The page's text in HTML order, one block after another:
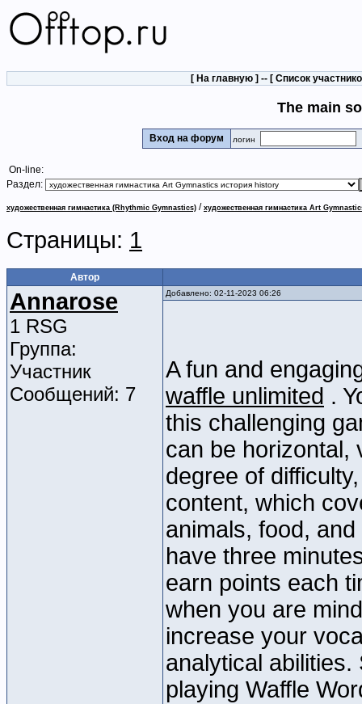
[ На главную ] -- [ Список
The main
Вход на форум логин
On-line:
Раздел:
художественная гимнастика (Rhythmic Gymnastics) / художественная гимнастика Art
Страницы: 1
Автор
Annarose
1 RSG
Группа:
Участник
Сообщений: 7
Добавлено: 02-11-2023 06:26
A fun and
waffle unlimited .
this challenging
can be horizontal,
degree of
content, which
animals, food,
have three
earn points each
when you are
increase your
analytical
playing Waffle